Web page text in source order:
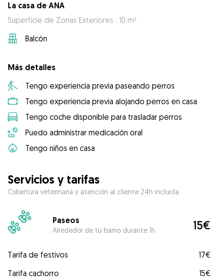
La casa de ANA
Superficie de Zonas Exteriores : 10 m²
Balcón
Más detalles
Tengo experiencia previa paseando perros
Tengo experiencia previa alojando perros en casa
Tengo coche disponible para trasladar perros
Puedo administrar medicación oral
Tengo niños en casa
Servicios y tarifas
Cobertura veterinaria y atención al cliente 24h incluida
Paseos
Alrededor de tu barrio durante 1h 15€
Tarifa de festivos
17€
Tarifa cachorro
15€